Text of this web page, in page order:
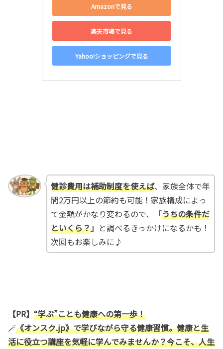
Amazonで見る
楽天市場で見る
Yahoo!ショッピングで見る
健診費用は補助制度を使えば、家族全体で年
間2万円以上の節約も可能！家族構成によっ
て金額がかなり変わるので、
「うちの条件だ
といくら？」 と調べるきっかけになるかも！
次回もお楽しみに♪
【PR】 “学ぶ”ことも健康への第一歩！
🪄《オンスク.jp》で学びながら守る健康習慣。健康と生
活に役立つ講座を気軽に学んでみませんか？今こそ、人生